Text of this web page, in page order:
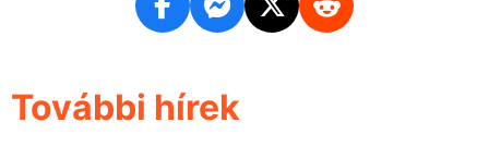
További hírek